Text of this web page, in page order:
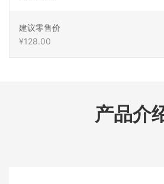
建议零售价
¥128.00
产品介